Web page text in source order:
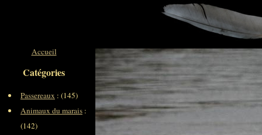
Accueil
Catégories
Passereaux : (145)
Animaux du marais :
(142)